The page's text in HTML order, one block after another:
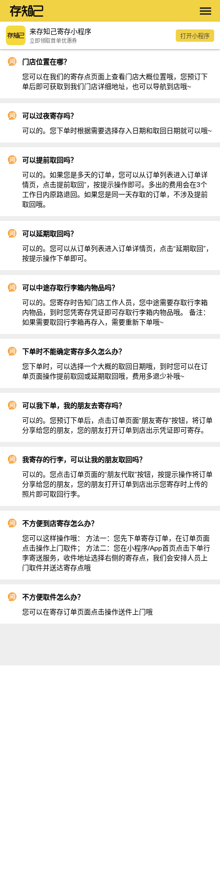
来存知己寄存小程序
立即领取首单优惠券
打开小程序
门店位置在哪？
您可以在我们的寄存点页面上查看门店大概位置哦，您预订下
单后即可获取到我们门店详细地址，也可以导航到店哦~
可以过夜寄存吗？
可以的。您下单时根据需要选择存入日期和取回日期就可以哦~
可以提前取回吗？
可以的。如果您是多天的订单，您可以从订单列表进入订单详
情页，点击提前取回”，按提示操作即可。多出的费用会在3个
工作日内原路退回。如果您是同一天存取的订单，不涉及提前
取回哦。
可以延期取回吗？
可以的。您可以从订单列表进入订单详情页，点击“延期取回”，
按提示操作下单即可。
可以中途存取行李箱内物品吗？
可以的。您寄存时告知门店工作人员，您中途需要存取行李箱
内物品，到时您凭寄存凭证即可存取行李箱内物品哦。 备注：
如果需要取回行李箱再存入，需要重新下单哦~
下单时不能确定寄存多久怎么办？
您下单时，可以选择一个大概的取回日期哦，到时您可以在订
单页面操作提前取回或延期取回哦，费用多退少补哦~
可以我下单，我的朋友去寄存吗？
可以的。您预订下单后，点击订单页面“朋友寄存”按钮，将订单
分享给您的朋友，您的朋友打开订单到店出示凭证即可寄存。
我寄存的行李，可以让我的朋友取回吗？
可以的。您点击订单页面的“朋友代取”按钮，按提示操作将订单
分享给您的朋友，您的朋友打开订单到店出示您寄存时上传的
照片即可取回行李。
不方便到店寄存怎么办？
您可以这样操作哦： 方法一：您先下单寄存订单，在订单页面
点击操作上门取件； 方法二：您在小程序/App首页点击下单行
李寄送服务，收件地址选择右侧的寄存点，我们会安排人员上
门取件并送达寄存点哦
不方便取件怎么办？
您可以在寄存订单页面点击操作送件上门哦